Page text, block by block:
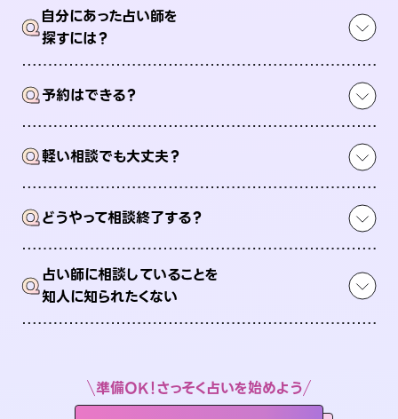
Q自分にあった占い師を
探すには？
Q予約はできる？
Q軽い相談でも大丈夫？
Qどうやって相談終了する？
Q占い師に相談していることを
知人に知られたくない
準備OK！さっそく占いを始めよう